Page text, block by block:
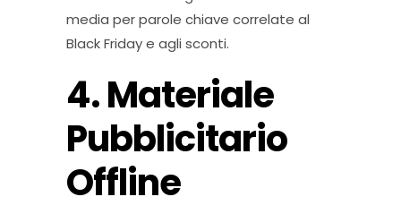
media per parole chiave correlate al
Black Friday e agli sconti.
4. Materiale
Pubblicitario
Offline